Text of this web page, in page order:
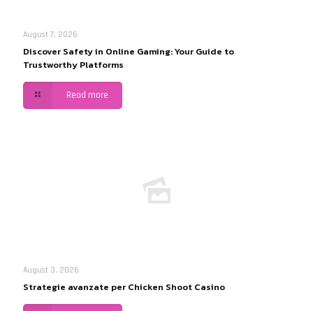
August 7, 2026
Discover Safety in Online Gaming: Your Guide to
Trustworthy Platforms
Read more
August 3, 2026
Strategie avanzate per Chicken Shoot Casino